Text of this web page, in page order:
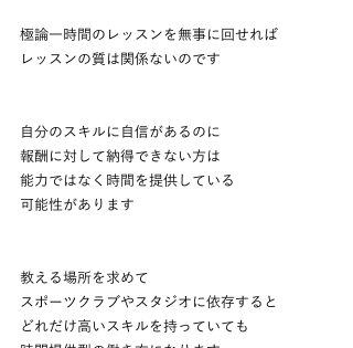
極論一時間のレッスンを無事に回せれば
レッスンの質は関係ないのです
自分のスキルに自信があるのに
報酬に対して納得できない方は
能力ではなく時間を提供している
可能性があります
教える場所を求めて
スポーツクラブやスタジオに依存すると
どれだけ高いスキルを持っていても